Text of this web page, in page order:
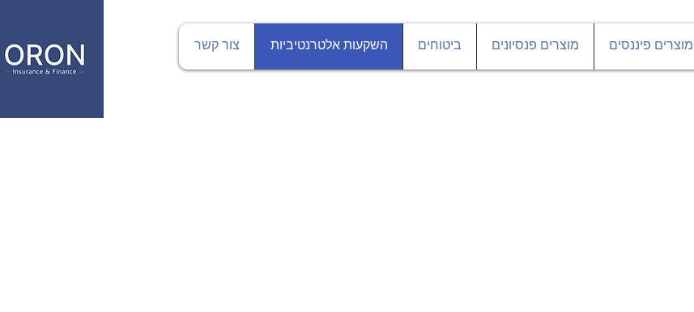
צור קשר השקעות אלטרנטיביות ביטוחים מוצרים פנסיונים מוצרים פיננסים